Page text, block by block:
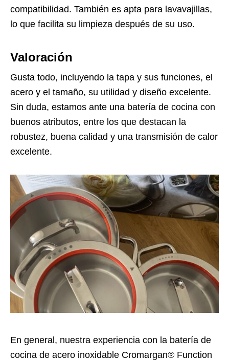
compatibilidad. También es apta para lavavajillas,
lo que facilita su limpieza después de su uso.
Valoración
Gusta todo, incluyendo la tapa y sus funciones, el
acero y el tamaño, su utilidad y diseño excelente.
Sin duda, estamos ante una batería de cocina con
buenos atributos, entre los que destacan la
robustez, buena calidad y una transmisión de calor
excelente.
En general, nuestra experiencia con la batería de
cocina de acero inoxidable Cromargan® Function